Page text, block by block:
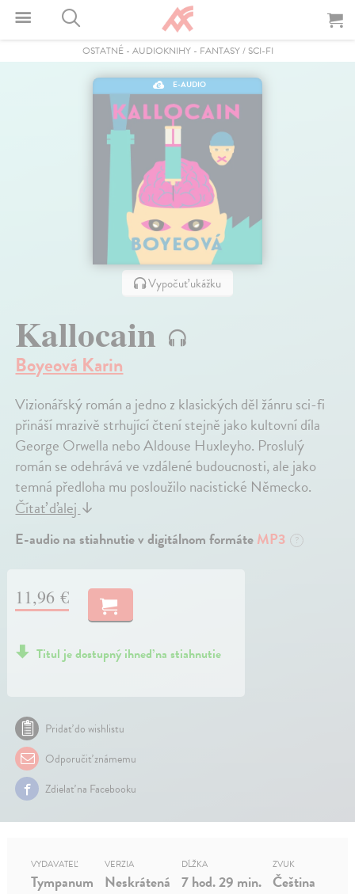
OSTATNÉ- AUDIOKNIHY- FANTASY / SCI-FI
E-AUDIO
Vypočuť ukážku
Kallocain
Boyeová Karin
Vizionářský román a jedno z klasických děl žánru sci-fi
přináší mrazivě strhující čtení stejně jako kultovní díla
George Orwella nebo Aldouse Huxleyho. Proslulý
román se odehrává ve vzdálené budoucnosti, ale jako
temná předloha mu posloužilo nacistické Německo.
Čítať ďalej↓
E-audio na stiahnutie v digitálnom formáteMP3 ?
11,96 €
Titul je dostupný ihneď na stiahnutie
Pridať do wishlistu
Odporučiť známemu
Zdielať na Facebooku
VYDAVATEĽ
Tympanum
VERZIA
Neskrátená
DĹŽKA
7 hod. 29 min.
ZVUK
Čeština